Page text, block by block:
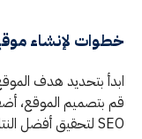
خطوات لإنشاء
ابدأ بتحديد هدف
قم بتصميم الموقع،
SEO لتحقيق أفضل النتائج.